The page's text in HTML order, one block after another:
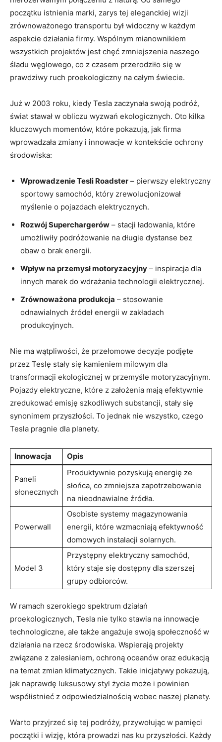
początku istnienia marki, zarys tej eleganckiej wizji
zrównoważonego transportu był widoczny w każdym
aspekcie działania firmy. Wspólnym mianownikiem
wszystkich projektów jest chęć zmniejszenia naszego
śladu węglowego, co z czasem przerodziło się w
prawdziwy ruch proekologiczny na całym świecie.
Już w 2003 roku, kiedy Tesla zaczynała swoją podróż,
świat stawał w obliczu wyzwań ekologicznych. Oto kilka
kluczowych momentów, które pokazują, jak firma
wprowadzała zmiany i innowacje w kontekście ochrony
środowiska:
Wprowadzenie Tesli Roadster – pierwszy elektryczny
sportowy samochód, który zrewolucjonizował
myślenie o pojazdach elektrycznych.
Rozwój Superchargerów – stacji ładowania, które
umożliwiły podróżowanie na długie dystanse bez
obaw o brak energii.
Wpływ na przemysł motoryzacyjny – inspiracja dla
innych marek do wdrażania technologii elektrycznej.
Zrównoważona produkcja – stosowanie
odnawialnych źródeł energii w zakładach
produkcyjnych.
Nie ma wątpliwości, że przełomowe decyzje podjęte
przez Teslę stały się kamieniem milowym dla
transformacji ekologicznej w przemyśle motoryzacyjnym.
Pojazdy elektryczne, które z założenia mają efektywnie
zredukować emisję szkodliwych substancji, stały się
synonimem przyszłości. To jednak nie wszystko, czego
Tesla pragnie dla planety.
Innowacja Opis
Paneli
słonecznych
Produktywnie pozyskują energię ze
słońca, co zmniejsza zapotrzebowanie
na nieodnawialne źródła.
Powerwall
Osobiste systemy magazynowania
energii, które wzmacniają efektywność
domowych instalacji solarnych.
Model 3
Przystępny elektryczny samochód,
który staje się dostępny dla szerszej
grupy odbiorców.
W ramach szerokiego spektrum działań
proekologicznych, Tesla nie tylko stawia na innowacje
technologiczne, ale także angażuje swoją społeczność w
działania na rzecz środowiska. Wspierają projekty
związane z zalesianiem, ochroną oceanów oraz edukacją
na temat zmian klimatycznych. Takie inicjatywy pokazują,
jak naprawdę luksusowy styl życia może i powinien
współistnieć z odpowiedzialnością wobec naszej planety.
Warto przyjrzeć się tej podróży, przywołując w pamięci
początki i wizję, która prowadzi nas ku przyszłości. Każdy